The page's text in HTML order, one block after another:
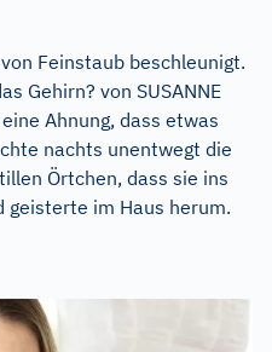
Feinstaub beschleunigt.
Gehirn? von SUSANNE
Ahnung, dass etwas
nachts unentwegt die
Örtchen, dass sie ins
geisterte im Haus herum.